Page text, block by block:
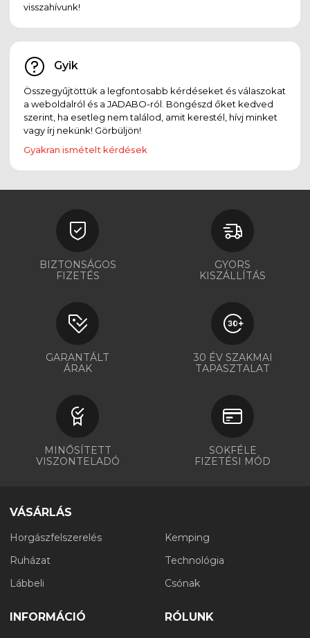
visszahívunk!
Gyik
Összegyűjtöttük a legfontosabb kérdéseket és válaszokat
a weboldalról és a JADABO-ról. Böngészd őket kedved
szerint, ha esetleg nem találod, amit kerestél, hívj minket
vagy írj nekünk! Görbüljön!
Gyakran ismételt kérdések
BIZTONSÁGOS
FIZETÉS
GYORS
KISZÁLLÍTÁS
GARANTÁLT
ÁRAK
30 ÉV SZAKMAI
TAPASZTALAT
MINŐSÍTETT
VISZONTELADÓ
SOKFÉLE
FIZETÉSI MÓD
VÁSÁRLÁS
Horgászfelszerelés
Ruházat
Lábbeli
Kemping
Technológia
Csónak
INFORMÁCIÓ RÓLUNK